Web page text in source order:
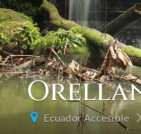
Ecuador Accesible